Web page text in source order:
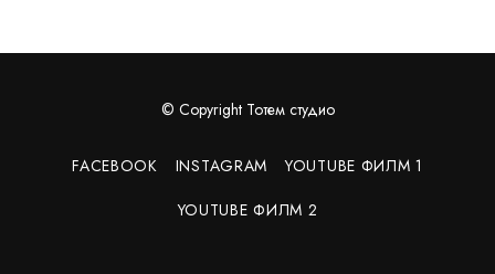
© Copyright Тотем студио
FACEBOOK INSTAGRAM
YOUTUBE ФИЛМ 1
YOUTUBE ФИЛМ 2